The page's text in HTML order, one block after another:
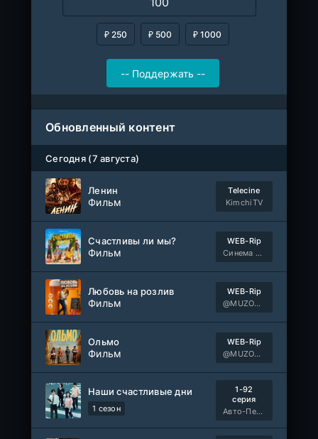
₽ 250 ₽ 500 ₽ 1000
Обновленный контент
Сегодня (7 августа)
Ленин
Фильм
Telecine
KimchiTV
Счастливы ли мы?
Фильм
WEB-Rip
Синема УС
Любовь на розлив
Фильм
WEB-Rip
@MUZOBOZ@
Ольмо
Фильм
WEB-Rip
@MUZOBOZ@
Наши счастливые дни
1 сезон
1-92
серия
Авто-Перевод